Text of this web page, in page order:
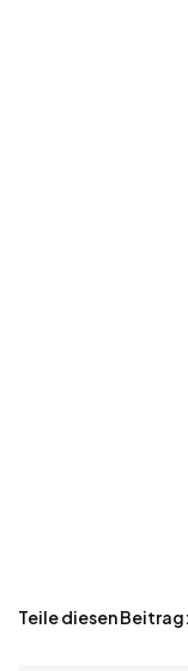
Teile diesen Beitrag: